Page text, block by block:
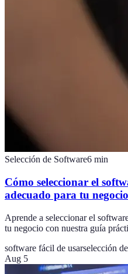
Selección de Software6 min
Cómo seleccionar el
adecuado para tu negocio
Aprende a seleccionar el
tu negocio con nuestra guía
software fácil de usarselección
Aug 5